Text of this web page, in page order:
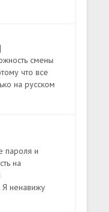
смены
что все
на русском
пароля и
на
Я ненавижу